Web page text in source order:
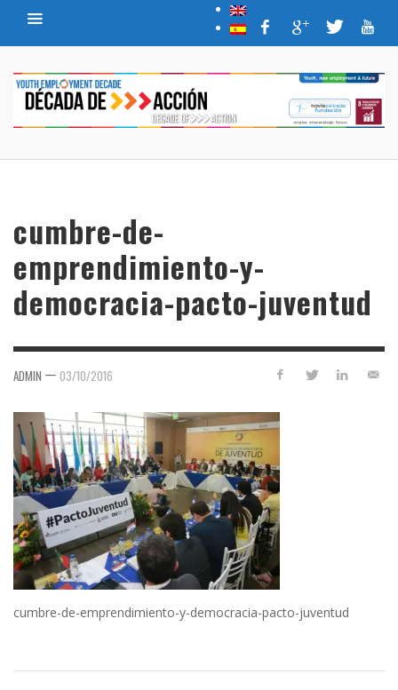
cumbre-de-
emprendimiento-y-
democracia-pacto-juventud
ADMIN — 03/10/2016
cumbre-de-emprendimiento-y-democracia-pacto-juventud